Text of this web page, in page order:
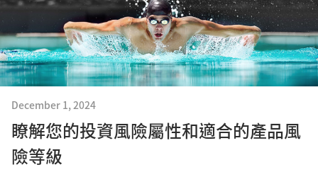
企業網路銀行
December 1, 2024
瞭解您的投資風險屬性和適合的產品風
險等級